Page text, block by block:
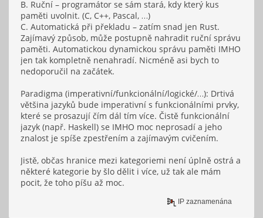
B. Ruční – programátor se sám stará, kdy který kus
paměti uvolnit. (C, C++, Pascal, …)
C. Automatická při překladu – zatím snad jen Rust.
Zajímavý způsob, může postupně nahradit ruční správu
paměti. Automatickou dynamickou správu paměti IMHO
jen tak kompletně nenahradí. Nicméně asi bych to
nedoporučil na začátek.
Paradigma (imperativní/funkcionální/logické/…): Drtivá
většina jazyků bude imperativní s funkcionálními prvky,
které se prosazují čím dál tím více. Čistě funkcionální
jazyk (např. Haskell) se IMHO moc neprosadí a jeho
znalost je spíše zpestřením a zajímavým cvičením.
Jistě, občas hranice mezi kategoriemi není úplně ostrá a
některé kategorie by šlo dělit i více, už tak ale mám
pocit, že toho píšu až moc.
IP zaznamenána